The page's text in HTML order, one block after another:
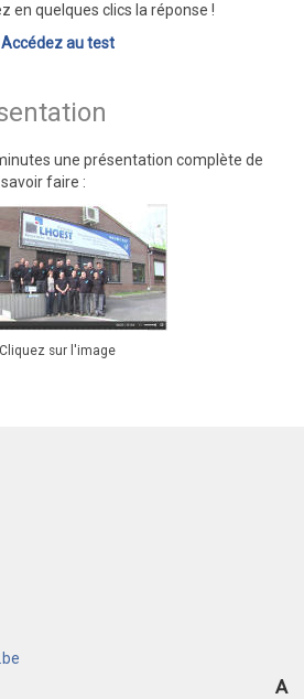
en quelques clics la réponse !
Accédez au test
une présentation complète de
faire :
Cliquez sur l'image
A